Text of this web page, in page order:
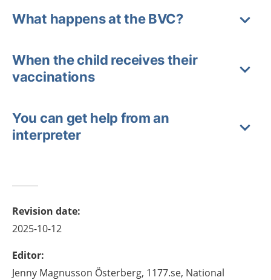
What happens at the BVC?
When the child receives their
vaccinations
You can get help from an
interpreter
Revision date:
2025-10-12
Editor:
Jenny Magnusson Österberg, 1177.se, National